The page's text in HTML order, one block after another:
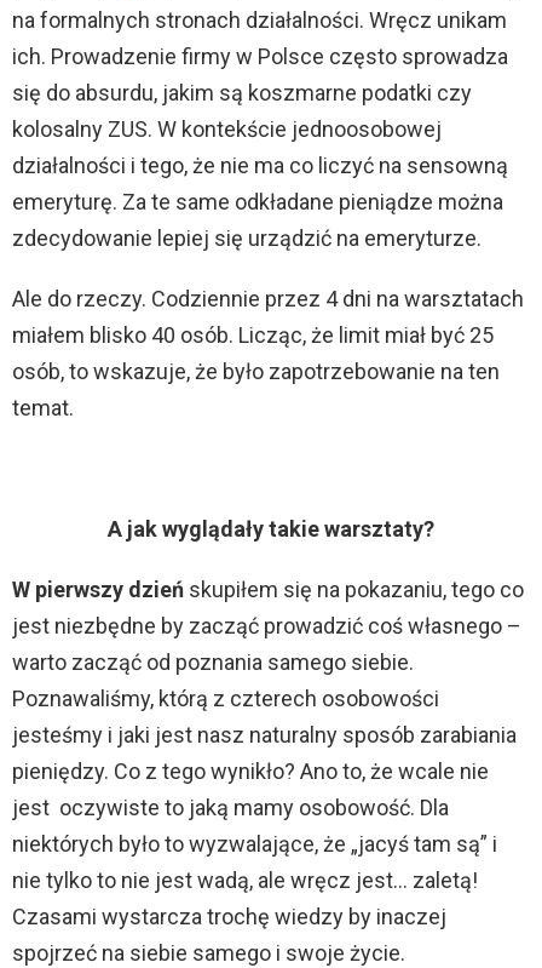
k
ó
w
d
ź
w
i
k
o
w
y
na formalnych stronach działalności. Wręcz unikam
ich. Prowadzenie firmy w Polsce często sprowadza
się do absurdu, jakim są koszmarne podatki czy
kolosalny ZUS. W kontekście jednoosobowej
działalności i tego, że nie ma co liczyć na sensowną
emeryturę. Za te same odkładane pieniądze można
zdecydowanie lepiej się urządzić na emeryturze.
Ale do rzeczy. Codziennie przez 4 dni na warsztatach
miałem blisko 40 osób. Licząc, że limit miał być 25
osób, to wskazuje, że było zapotrzebowanie na ten
temat.
A jak wyglądały takie warsztaty?
W pierwszy dzień skupiłem się na pokazaniu, tego co
jest niezbędne by zacząć prowadzić coś własnego –
warto zacząć od poznania samego siebie.
Poznawaliśmy, którą z czterech osobowości
jesteśmy i jaki jest nasz naturalny sposób zarabiania
pieniędzy. Co z tego wynikło? Ano to, że wcale nie
jest oczywiste to jaką mamy osobowość. Dla
niektórych było to wyzwalające, że „jacyś tam są” i
nie tylko to nie jest wadą, ale wręcz jest… zaletą!
Czasami wystarcza trochę wiedzy by inaczej
spojrzeć na siebie samego i swoje życie.